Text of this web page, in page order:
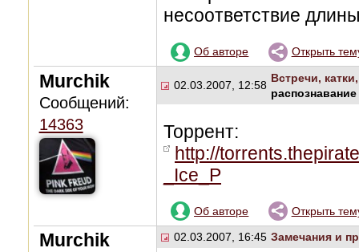
несоответствие
Об авторе Открыть
Murchik
Сообщений:
14363
02.03.2007, 12:58
Встречи,
распознавание
Торрент:
http://
_Ice_P
Об авторе Открыть
Murchik 02.03.2007, 16:45 Замечания и